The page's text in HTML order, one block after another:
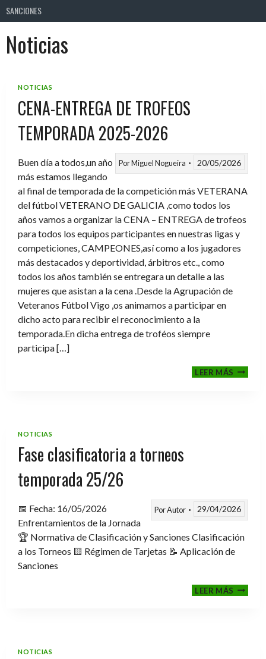
SANCIONES
Noticias
NOTICIAS
CENA-ENTREGA DE TROFEOS
TEMPORADA 2025-2026
PorMiguel Nogueira 20/05/2026
Buen día a todos,un año
más estamos llegando
al final de temporada de la competición más VETERANA
del fútbol VETERANO DE GALICIA ,como todos los
años vamos a organizar la CENA – ENTREGA de trofeos
para todos los equipos participantes en nuestras ligas y
competiciones, CAMPEONES,así como a los jugadores
más destacados y deportividad, árbitros etc., como
todos los años también se entregara un detalle a las
mujeres que asistan a la cena .Desde la Agrupación de
Veteranos Fútbol Vigo ,os animamos a participar en
dicho acto para recibir el reconocimiento a la
temporada.En dicha entrega de troféos siempre
participa […]
LEER MÁSCENA-
NOTICIAS
Fase clasificatoria a torneos
temporada 25/26
PorAutor 29/04/2026
📅 Fecha: 16/05/2026
Enfrentamientos de la Jornada
🏆 Normativa de Clasificación y Sanciones Clasificación
a los Torneos 🟨 Régimen de Tarjetas 📝 Aplicación de
Sanciones
LEER MÁSFASE
NOTICIAS